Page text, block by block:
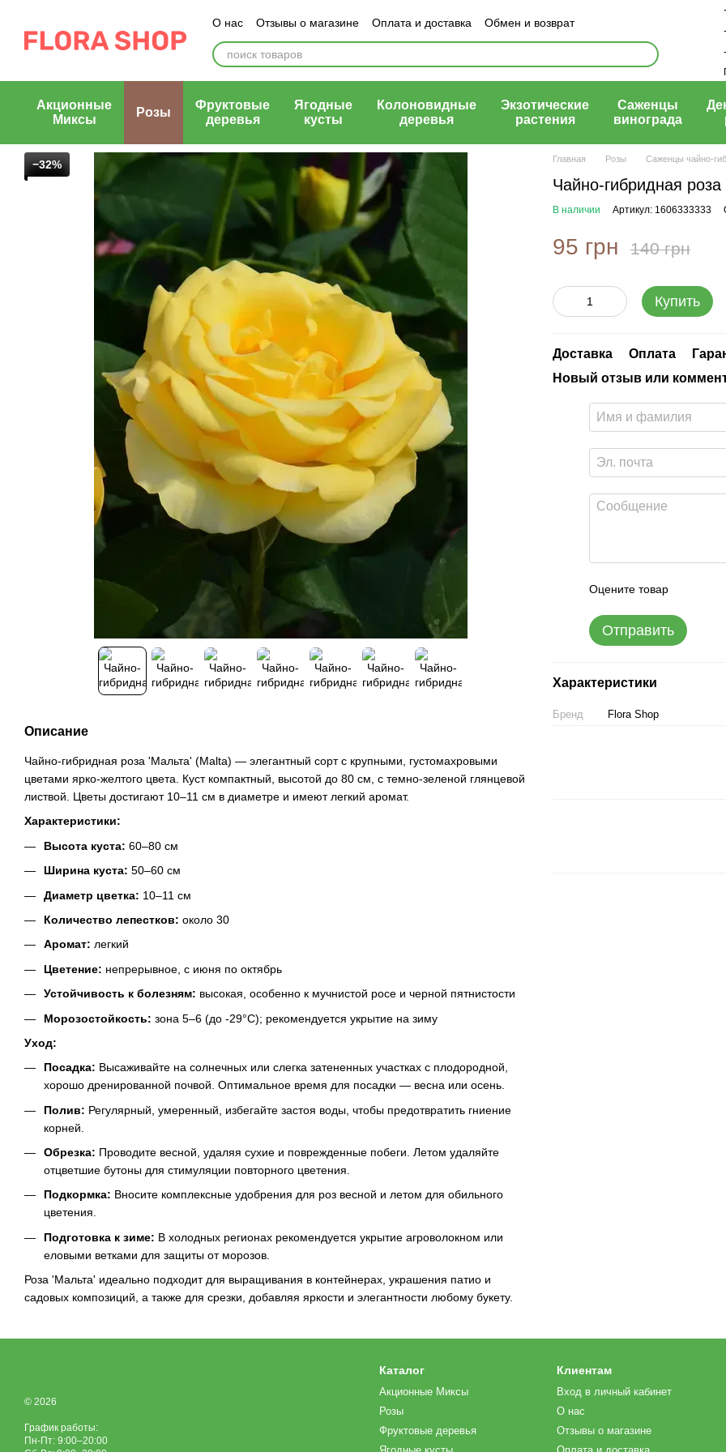
О нас Отзывы о магазине Оплата и доставка
Обмен и возврат
Блог магазина
Публичный договор (оферта)
Акционные
Миксы
Розы
Фруктовые
деревья
Ягодные
кусты
Колоновидные
деревья
Экзотические
растения
Саженцы
винограда
−32%
Описание
Чайно-гибридная роза 'Мальта' (Malta) — элегантный сорт с крупными, густомахровыми
цветами ярко-желтого цвета. Куст компактный, высотой до 80 см, с темно-зеленой глянцевой
листвой. Цветы достигают 10–11 см в диаметре и имеют легкий аромат.
Характеристики:
Высота куста: 60–80 см
Ширина куста: 50–60 см
Диаметр цветка: 10–11 см
Количество лепестков: около 30
Аромат: легкий
Цветение: непрерывное, с июня по октябрь
Устойчивость к болезням: высокая, особенно к мучнистой росе и черной пятнистости
Морозостойкость: зона 5–6 (до -29°C); рекомендуется укрытие на зиму
Уход:
Посадка: Высаживайте на солнечных или слегка затененных участках с плодородной,
хорошо дренированной почвой. Оптимальное время для посадки — весна или осень.
Полив: Регулярный, умеренный, избегайте застоя воды, чтобы предотвратить гниение
корней.
Обрезка: Проводите весной, удаляя сухие и поврежденные побеги. Летом удаляйте
отцветшие бутоны для стимуляции повторного цветения.
Подкормка: Вносите комплексные удобрения для роз весной и летом для обильного
цветения.
Подготовка к зиме: В холодных регионах рекомендуется укрытие агроволокном или
еловыми ветками для защиты от морозов.
Роза 'Мальта' идеально подходит для выращивания в контейнерах, украшения патио и
садовых композиций, а также для срезки, добавляя яркости и элегантности любому букету.
Главная Розы Саженцы чайно-
Чайно-гибридная
В наличии Артикул: 1606333333
95 грн 140 грн
Купить
Доставка Оплата
Новый отзыв или
Оцените товар
Отправить
Характеристики
Бренд Flora Shop
© 2026
График работы:
Пн-Пт: 9:00–20:00
Каталог
Акционные Миксы
Розы
Фруктовые деревья
Клиентам
Вход в личный кабинет
О нас
Отзывы о магазине